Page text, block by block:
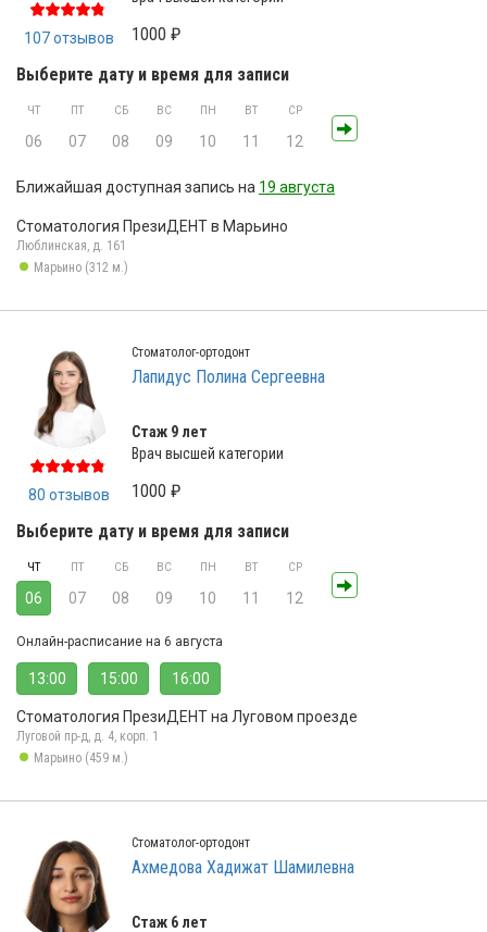
107 отзывов
1000 ₽
Выберите дату и время для записи
ЧТ
06
ПТ
07
СБ
08
ВС
09
ПН
10
ВТ
11
СР
12
Ближайшая доступная запись на 19 августа
Стоматология ПрезиДЕНТ в Марьино
Люблинская, д. 161
Марьино (312 м.)
80 отзывов
Стоматолог-ортодонт
Лапидус Полина Сергеевна
Стаж 9 лет
Врач высшей категории
1000 ₽
Выберите дату и время для записи
ЧТ
06
ПТ
07
СБ
08
ВС
09
ПН
10
ВТ
11
СР
12
Онлайн-расписание на 6 августа
13:00 15:00 16:00
Стоматология ПрезиДЕНТ на Луговом проезде
Луговой пр-д, д. 4, корп. 1
Марьино (459 м.)
Стоматолог-ортодонт
Ахмедова Хадижат Шамилевна
Стаж 6 лет